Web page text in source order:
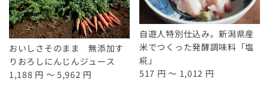
おいしさそのまま 無添加す
りおろしにんじんジュース
1,188 円 ～ 5,962 円
自遊人特別仕込み。新潟県産
米でつくった発酵調味料「塩
糀」
517 円 ～ 1,012 円